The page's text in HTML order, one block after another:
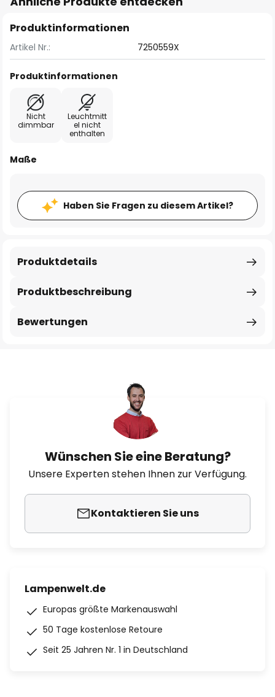
Produktinformationen
Artikel Nr.: 7250559X
Produktinformationen
Nicht
dimmbar
Leuchtmitt
el nicht
enthalten
Maße
Haben Sie Fragen zu diesem Artikel?
Produktbeschreibung
Produktdetails
Bewertungen
Wünschen Sie eine Beratung?
Unsere Experten stehen Ihnen zur Verfügung.
Kontaktieren Sie uns
Lampenwelt.de
Europas größte Markenauswahl
50 Tage kostenlose Retoure
Seit 25 Jahren Nr. 1 in Deutschland